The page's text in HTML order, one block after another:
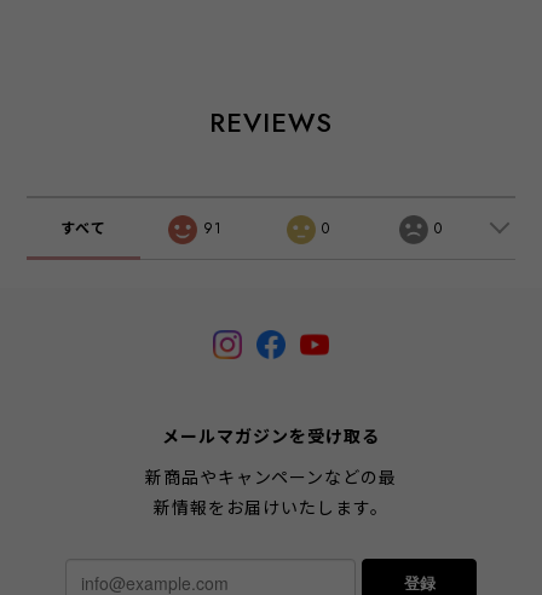
REVIEWS
すべて 91 0 0
メールマガジンを受け取る
新商品やキャンペーンなどの最
新情報をお届けいたします。
登録